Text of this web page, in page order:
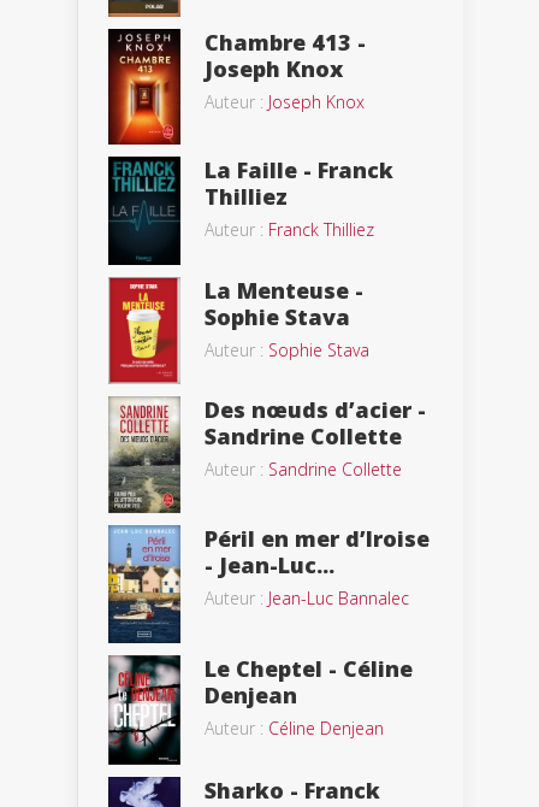
Chambre 413 -
Joseph Knox
Auteur : Joseph Knox
La Faille - Franck
Thilliez
Auteur : Franck Thilliez
La Menteuse -
Sophie Stava
Auteur : Sophie Stava
Des nœuds d’acier -
Sandrine Collette
Auteur : Sandrine Collette
Péril en mer d’Iroise
- Jean-Luc...
Auteur : Jean-Luc Bannalec
Le Cheptel - Céline
Denjean
Auteur : Céline Denjean
Sharko - Franck